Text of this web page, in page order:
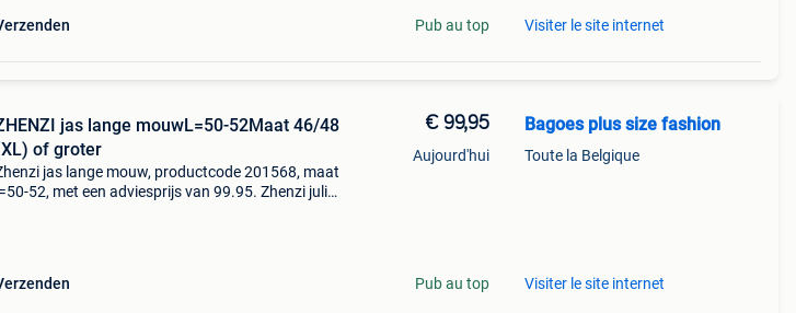
Pub au top Visiter le site internet
jas lange mouwL=50-52Maat 46/48
of groter
jas lange mouw, productcode 201568, maat
l=50-52, met een adviesprijs van 99.95. Zhenzi julia
€ 99,95
Aujourd'hui
Pub au top
Bagoes plus size fashion
Toute la Belgique
Visiter le site internet